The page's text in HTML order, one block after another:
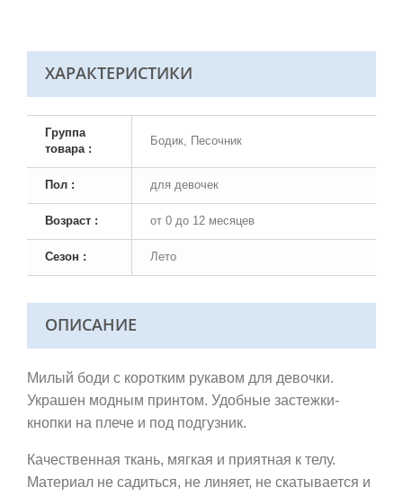
ХАРАКТЕРИСТИКИ
Группа
товара :
Бодик, Песочник
Пол : для девочек
Возраст : от 0 до 12 месяцев
Сезон : Лето
ОПИСАНИЕ
Милый боди с коротким рукавом для девочки.
Украшен модным принтом. Удобные застежки-
кнопки на плече и под подгузник.
Качественная ткань, мягкая и приятная к телу.
Материал не садиться, не линяет, не скатывается и